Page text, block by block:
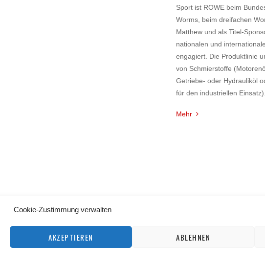
Cookie-Zustimmung verwalten
AKZEPTIEREN ABLEHNEN
Sport ist ROWE beim
Worms, beim dreifachen
Matthew und als Titel-
nationalen und
engagiert. Die Produktlinie
von Schmierstoffe
Getriebe- oder Hydrauliköl
für den industriellen Einsatz).
Mehr